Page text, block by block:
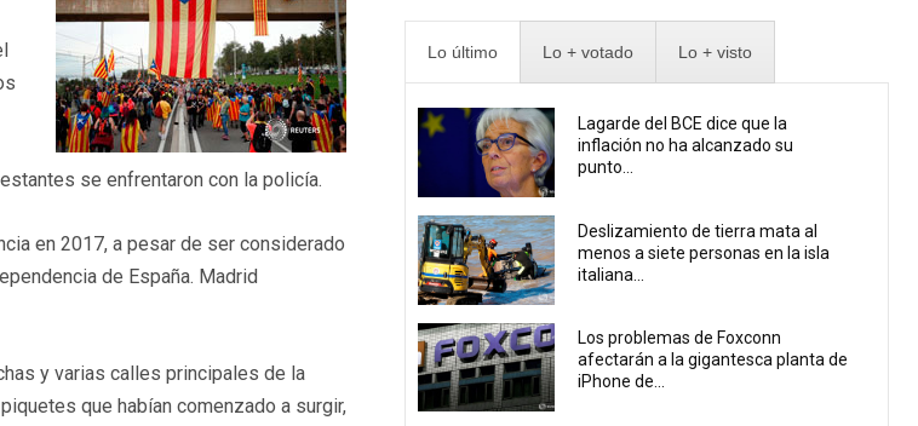
se enfrentaron con la policía.
en 2017, a pesar de ser considerado
de España. Madrid
y varias calles principales de la
que habían comenzado a surgir,
Lo último Lo + votado Lo + visto
Lagarde del BCE dice que la
inflación no ha alcanzado su
punto...
Deslizamiento de tierra mata al
menos a siete personas en la isla
italiana...
Los problemas de Foxconn
afectarán a la gigantesca planta de
iPhone de...